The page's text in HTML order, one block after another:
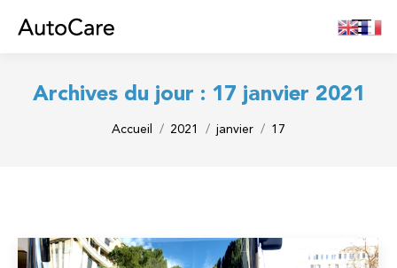
Archives du jour : 17 janvier 2021
Vous êtes ici :
Accueil 2021 janvier 17